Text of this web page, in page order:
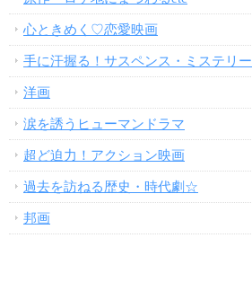
心ときめく♡恋愛映画
手に汗握る！サスペンス・ミステリー
洋画
涙を誘うヒューマンドラマ
超ど迫力！アクション映画
過去を訪ねる歴史・時代劇☆
邦画